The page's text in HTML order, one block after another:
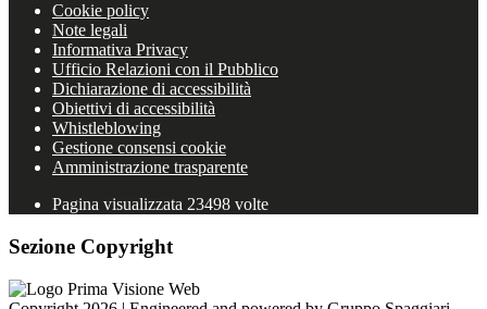
Cookie policy
Note legali
Informativa Privacy
Ufficio Relazioni con il Pubblico
Dichiarazione di accessibilità
Obiettivi di accessibilità
Whistleblowing
Gestione consensi cookie
Amministrazione trasparente
Pagina visualizzata 23498 volte
Sezione Copyright